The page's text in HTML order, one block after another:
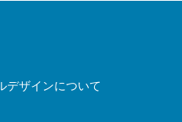
デザインについて